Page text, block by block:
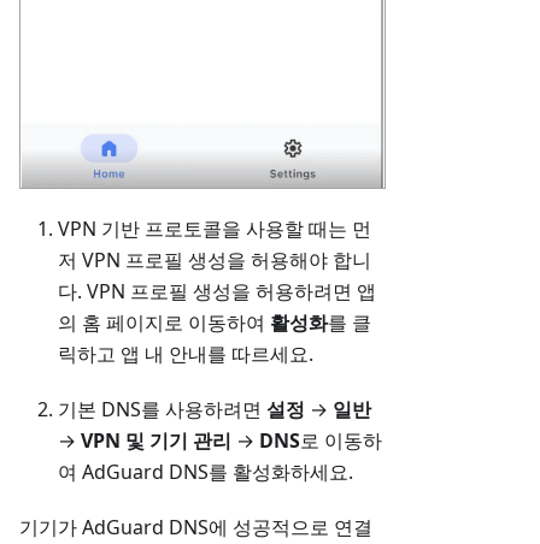
VPN 기반 프로토콜을 사용할 때는 먼
저 VPN 프로필 생성을 허용해야 합니
다. VPN 프로필 생성을 허용하려면 앱
의 홈 페이지로 이동하여 활성화를 클
릭하고 앱 내 안내를 따르세요.
기본 DNS를 사용하려면 설정 → 일반
→ VPN 및 기기 관리 → DNS로 이동하
여 AdGuard DNS를 활성화하세요.
기기가 AdGuard DNS에 성공적으로 연결